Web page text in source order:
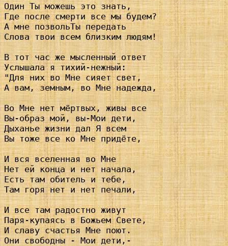
Один Ты можешь это знать,
Где после смерти все мы будем?
А мне позвольТы передать
Слова твои всем близким людям!
В тот час же мысленный ответ
Услышала я тихий-нежный:
"Для них во Мне сияет свет,
А вам, земным, во Мне надежда,
Во Мне нет мёртвых, живы все
Вы-образ мой, вы-Мои дети,
Дыханье жизни дал Я всем
Вы тоже все ко Мне придёте,
И вся вселенная во Мне
Нет ей конца и нет начала,
Есть там обитель и тебе,
Там горя нет и нет печали,
И все там радостно живут
Паря-купаясь в Божьем Свете,
И славу счастья Мне поют.
Они свободны - Мои дети,-